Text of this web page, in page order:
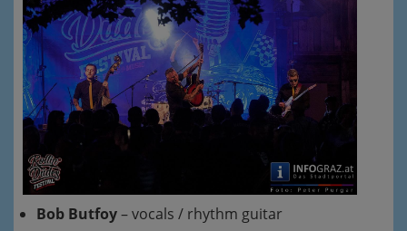
Bob Butfoy– vocals / rhythm guitar